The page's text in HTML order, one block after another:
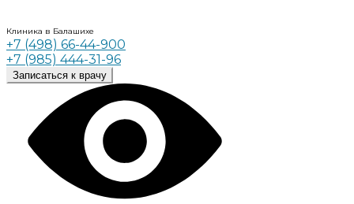
Клиника в Балашихе
+7 (498) 66-44-900
+7 (985) 444-31-96
Записаться к врачу